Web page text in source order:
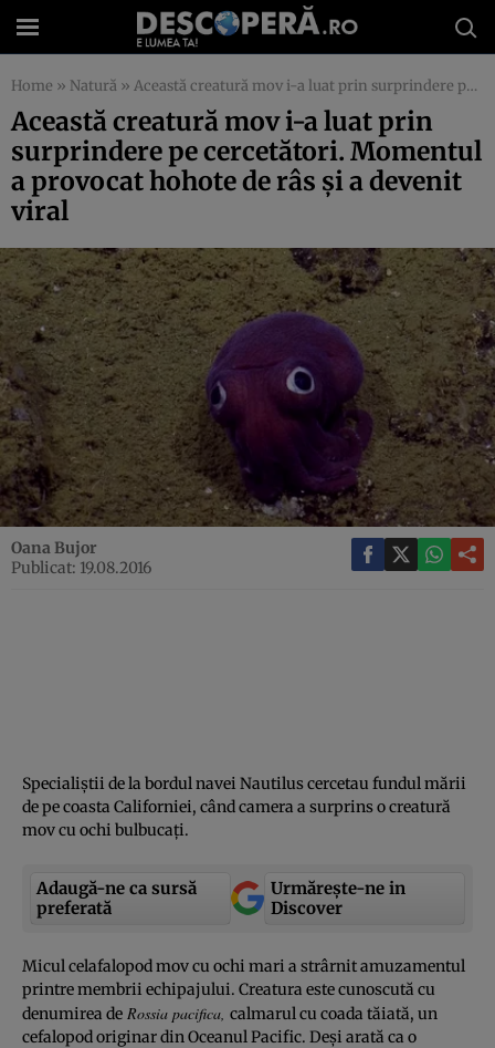
Home » Natură » Această creatură mov i-a luat prin surprindere pe cercetători. Momentul a provocat hohote de râs şi a devenit viral
Această creatură mov i-a luat prin
surprindere pe cercetători. Momentul
a provocat hohote de râs şi a devenit
viral
Oana Bujor
Publicat: 19.08.2016
Specialiştii de la bordul navei Nautilus cercetau fundul mării
de pe coasta Californiei, când camera a surprins o creatură
mov cu ochi bulbucaţi.
Adaugă-ne ca sursă
preferată
Urmărește-ne in
Discover
Micul celafalopod mov cu ochi mari a strârnit amuzamentul
printre membrii echipajului. Creatura este cunoscută cu
denumirea de Rossia pacifica, calmarul cu coada tăiată, un
cefalopod originar din Oceanul Pacific. Deşi arată ca o